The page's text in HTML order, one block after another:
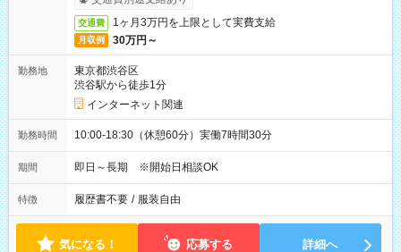
交通費 1ヶ月3万円を上限として実費支給
月収例 30万円～
勤務地
東京都渋谷区
渋谷駅から徒歩1分
インターネット関連
勤務時間 10:00-18:30（休憩60分）実働7時間30分
期間 即日～長期 ※開始日相談OK
特徴 履歴書不要 / 服装自由
気になる！ 応募する 詳細へ